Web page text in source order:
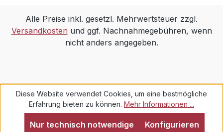
Alle Preise inkl. gesetzl. Mehrwertsteuer zzgl.
Versandkosten und ggf. Nachnahmegebühren, wenn
nicht anders angegeben.
Diese Website verwendet Cookies, um eine bestmögliche
Erfahrung bieten zu können. Mehr Informationen ...
Nur technisch notwendige Konfigurieren